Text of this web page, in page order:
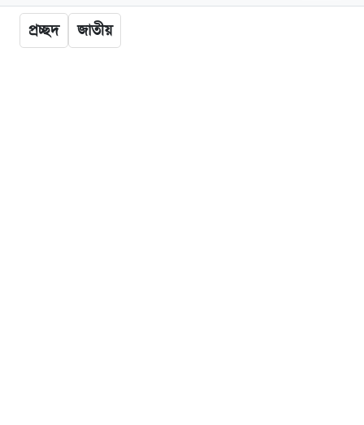
প্রচ্ছদ জাতীয়